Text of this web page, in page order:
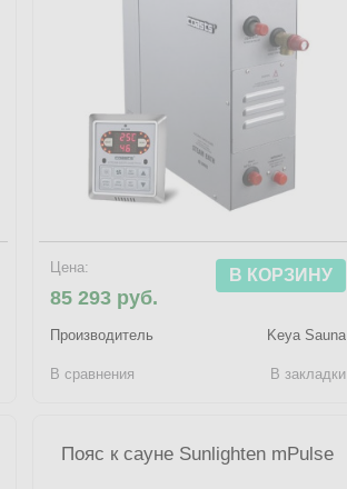
Цена:
85 293 руб.
В КОРЗИНУ
Производитель Keya Sauna
В сравнения В закладки
Пояс к сауне Sunlighten mPulse